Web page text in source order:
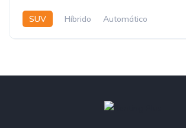
SUV Híbrido Automático